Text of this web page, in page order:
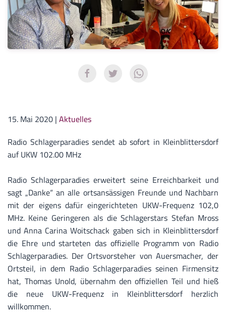
15. Mai 2020 | Aktuelles
Radio Schlagerparadies sendet ab sofort in Kleinblittersdorf
auf UKW 102.00 MHz
Radio Schlagerparadies erweitert seine Erreichbarkeit und
sagt „Danke“ an alle ortsansässigen Freunde und Nachbarn
mit der eigens dafür eingerichteten UKW-Frequenz 102,0
MHz. Keine Geringeren als die Schlagerstars Stefan Mross
und Anna Carina Woitschack gaben sich in Kleinblittersdorf
die Ehre und starteten das offizielle Programm von Radio
Schlagerparadies. Der Ortsvorsteher von Auersmacher, der
Ortsteil, in dem Radio Schlagerparadies seinen Firmensitz
hat, Thomas Unold, übernahm den offiziellen Teil und hieß
die neue UKW-Frequenz in Kleinblittersdorf herzlich
willkommen.